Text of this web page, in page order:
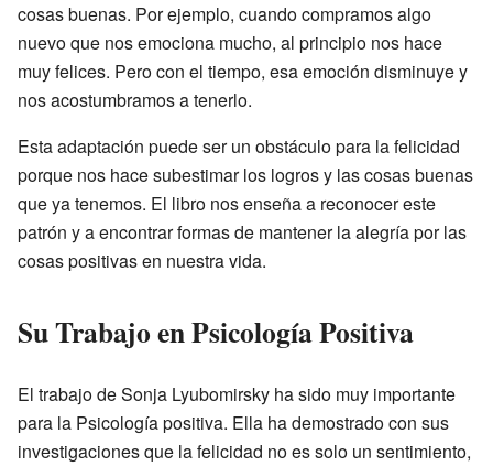
cosas buenas. Por ejemplo, cuando compramos algo
nuevo que nos emociona mucho, al principio nos hace
muy felices. Pero con el tiempo, esa emoción disminuye y
nos acostumbramos a tenerlo.
Esta adaptación puede ser un obstáculo para la felicidad
porque nos hace subestimar los logros y las cosas buenas
que ya tenemos. El libro nos enseña a reconocer este
patrón y a encontrar formas de mantener la alegría por las
cosas positivas en nuestra vida.
Su Trabajo en Psicología Positiva
El trabajo de Sonja Lyubomirsky ha sido muy importante
para la Psicología positiva. Ella ha demostrado con sus
investigaciones que la felicidad no es solo un sentimiento,